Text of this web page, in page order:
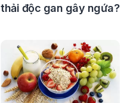
thải độc gan gây ngứa?